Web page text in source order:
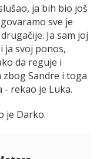
ja bih bio još
sve je
Ja sam joj
ja svoj ponos,
da reguje i
Sandre i toga
- rekao je Luka.
je Darko.